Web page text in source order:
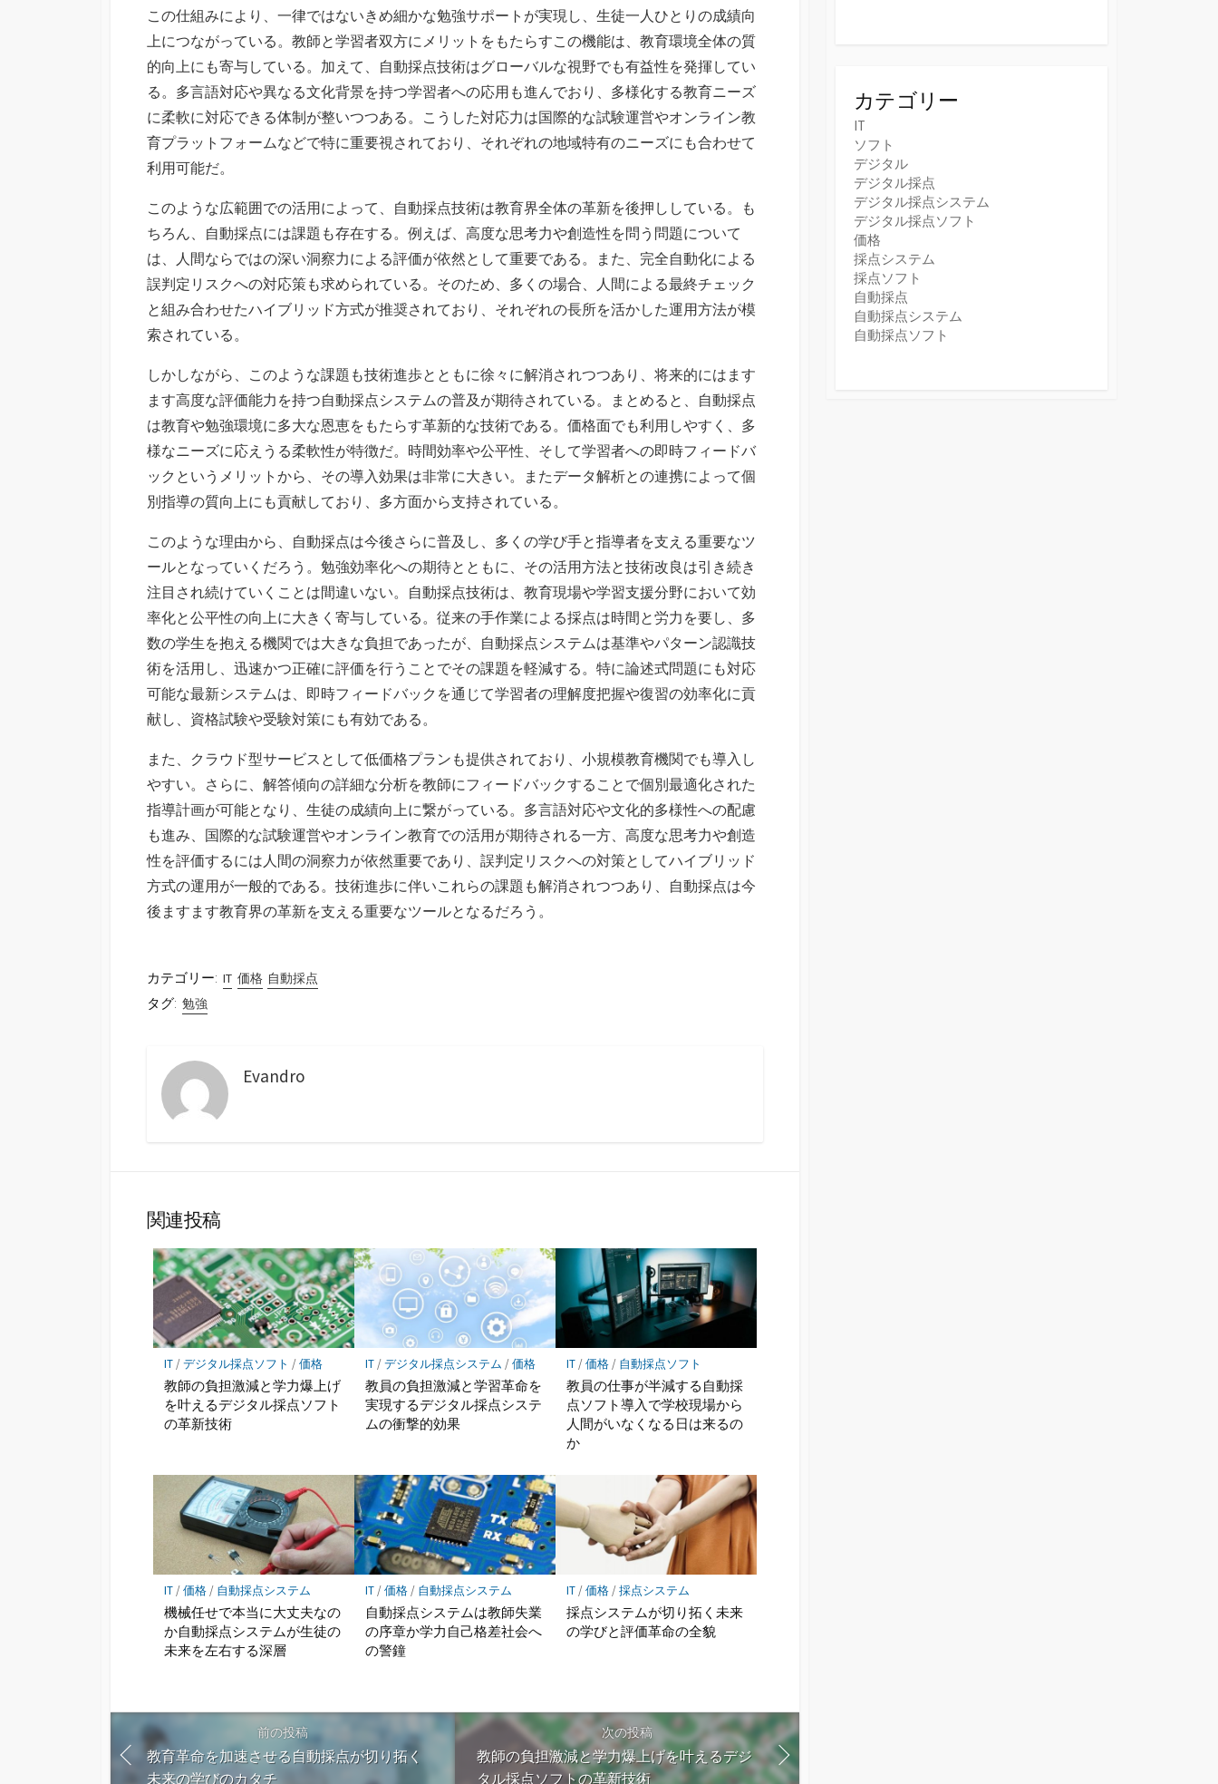
この仕組みにより、一律ではないきめ細かな勉強サポートが実現し、生徒一人ひとりの成績向
上につながっている。教師と学習者双方にメリットをもたらすこの機能は、教育環境全体の質
的向上にも寄与している。加えて、自動採点技術はグローバルな視野でも有益性を発揮してい
る。多言語対応や異なる文化背景を持つ学習者への応用も進んでおり、多様化する教育ニーズ
に柔軟に対応できる体制が整いつつある。こうした対応力は国際的な試験運営やオンライン教
育プラットフォームなどで特に重要視されており、それぞれの地域特有のニーズにも合わせて
利用可能だ。
このような広範囲での活用によって、自動採点技術は教育界全体の革新を後押ししている。も
ちろん、自動採点には課題も存在する。例えば、高度な思考力や創造性を問う問題について
は、人間ならではの深い洞察力による評価が依然として重要である。また、完全自動化による
誤判定リスクへの対応策も求められている。そのため、多くの場合、人間による最終チェック
と組み合わせたハイブリッド方式が推奨されており、それぞれの長所を活かした運用方法が模
索されている。
しかしながら、このような課題も技術進歩とともに徐々に解消されつつあり、将来的にはます
ます高度な評価能力を持つ自動採点システムの普及が期待されている。まとめると、自動採点
は教育や勉強環境に多大な恩恵をもたらす革新的な技術である。価格面でも利用しやすく、多
様なニーズに応えうる柔軟性が特徴だ。時間効率や公平性、そして学習者への即時フィードバ
ックというメリットから、その導入効果は非常に大きい。またデータ解析との連携によって個
別指導の質向上にも貢献しており、多方面から支持されている。
このような理由から、自動採点は今後さらに普及し、多くの学び手と指導者を支える重要なツ
ールとなっていくだろう。勉強効率化への期待とともに、その活用方法と技術改良は引き続き
注目され続けていくことは間違いない。自動採点技術は、教育現場や学習支援分野において効
率化と公平性の向上に大きく寄与している。従来の手作業による採点は時間と労力を要し、多
数の学生を抱える機関では大きな負担であったが、自動採点システムは基準やパターン認識技
術を活用し、迅速かつ正確に評価を行うことでその課題を軽減する。特に論述式問題にも対応
可能な最新システムは、即時フィードバックを通じて学習者の理解度把握や復習の効率化に貢
献し、資格試験や受験対策にも有効である。
また、クラウド型サービスとして低価格プランも提供されており、小規模教育機関でも導入し
やすい。さらに、解答傾向の詳細な分析を教師にフィードバックすることで個別最適化された
指導計画が可能となり、生徒の成績向上に繋がっている。多言語対応や文化的多様性への配慮
も進み、国際的な試験運営やオンライン教育での活用が期待される一方、高度な思考力や創造
性を評価するには人間の洞察力が依然重要であり、誤判定リスクへの対策としてハイブリッド
方式の運用が一般的である。技術進歩に伴いこれらの課題も解消されつつあり、自動採点は今
後ますます教育界の革新を支える重要なツールとなるだろう。
カテゴリー: IT 価格 自動採点
タグ: 勉強
Evandro
関連投稿
IT/デジタル採点ソフト /価格
教師の負担激減と学力爆上げ
を叶えるデジタル採点ソフト
の革新技術
IT/デジタル採点システム /価格
教員の負担激減と学習革命を
実現するデジタル採点システ
ムの衝撃的効果
IT/価格/ 自動採点ソフト
教員の仕事が半減する自動採
点ソフト導入で学校現場から
人間がいなくなる日は来るの
か
IT/価格/ 自動採点システム
機械任せで本当に大丈夫なの
か自動採点システムが生徒の
未来を左右する深層
IT/価格/ 自動採点システム
自動採点システムは教師失業
の序章か学力自己格差社会へ
の警鐘
IT/価格/採点システム
採点システムが切り拓く未来
の学びと評価革命の全貌
前の投稿
教育革命を加速させる自動採点が切り拓く
未来の学びのカタチ
次の投稿
教師の負担激減と学力爆上げを叶えるデジ
タル採点ソフトの革新技術
カテゴリー
IT
ソフト
デジタル
デジタル採点
デジタル採点システム
デジタル採点ソフト
価格
採点システム
採点ソフト
自動採点
自動採点システム
自動採点ソフト